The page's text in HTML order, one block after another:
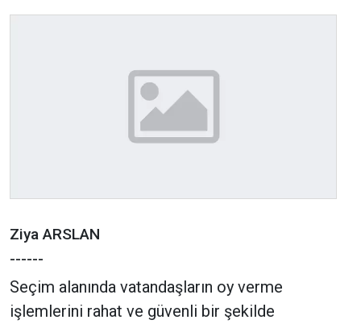
Ziya ARSLAN
------
Seçim alanında vatandaşların oy verme
işlemlerini rahat ve güvenli bir şekilde